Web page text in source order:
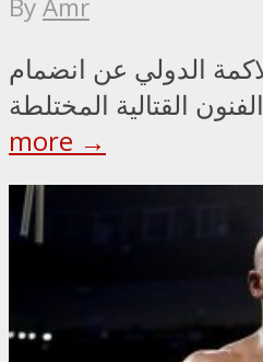
ByAmr
الدولي عن انضمام
more →